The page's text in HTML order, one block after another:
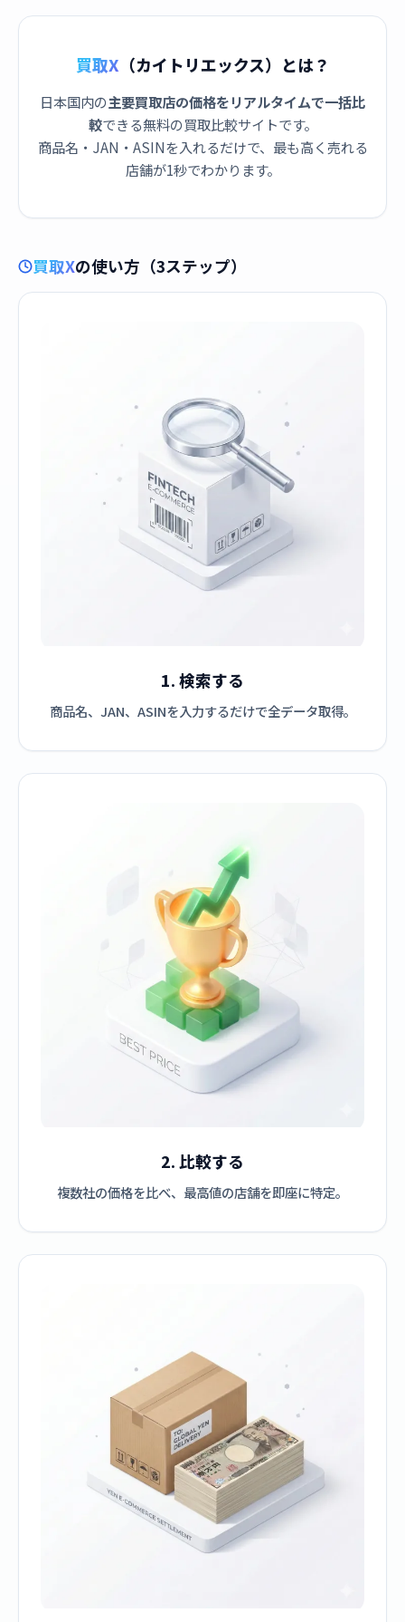
買取X （カイトリエックス）とは？
日本国内の主要買取店の価格をリアルタイムで一括比
較できる無料の買取比較サイトです。
商品名・JAN・ASINを入れるだけで、最も高く売れる
店舗が1秒でわかります。
買取Xの使い方（3ステップ）
1. 検索する
商品名、JAN、ASINを入力するだけで全データ取得。
2. 比較する
複数社の価格を比べ、最高値の店舗を即座に特定。